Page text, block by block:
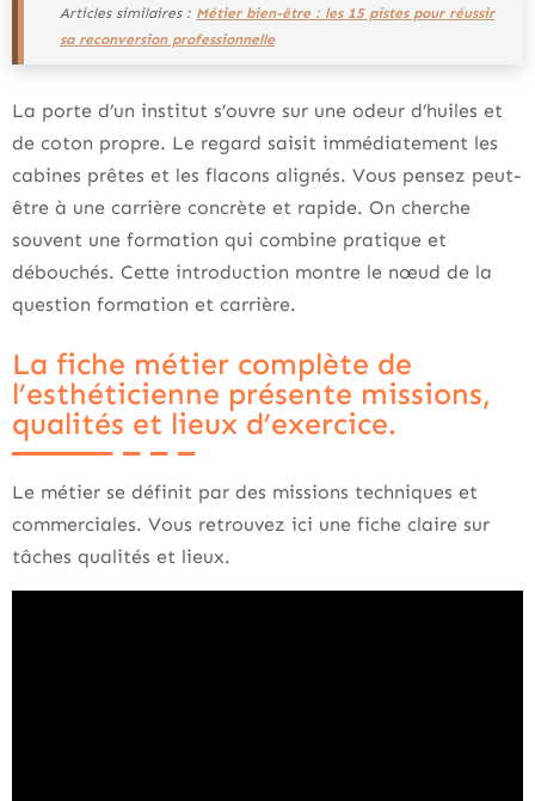
Articles similaires : Métier bien-être : les 15 pistes pour réussir
sa reconversion professionnelle
La porte d’un institut s’ouvre sur une odeur d’huiles et
de coton propre. Le regard saisit immédiatement les
cabines prêtes et les flacons alignés. Vous pensez peut-
être à une carrière concrète et rapide. On cherche
souvent une formation qui combine pratique et
débouchés. Cette introduction montre le nœud de la
question formation et carrière.
La fiche métier complète de
l’esthéticienne présente missions,
qualités et lieux d’exercice.
Le métier se définit par des missions techniques et
commerciales. Vous retrouvez ici une fiche claire sur
tâches qualités et lieux.